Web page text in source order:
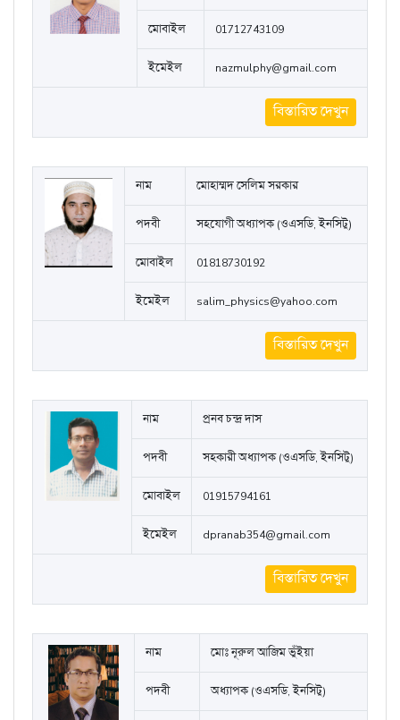
মোবাইল 01712743109
ইমেইল nazmulphy@gmail.com
বিস্তারিত দেখুন
নাম মোহাম্মদ সেলিম সরকার
পদবী সহযোগী অধ্যাপক (ওএসডি, ইনসিটু)
মোবাইল 01818730192
ইমেইল salim_physics@yahoo.com
বিস্তারিত দেখুন
নাম প্রনব চন্দ্র দাস
পদবী সহকারী অধ্যাপক (ওএসডি, ইনসিটু)
মোবাইল 01915794161
ইমেইল dpranab354@gmail.com
বিস্তারিত দেখুন
নাম মোঃ নূরুল আজিম ভুঁইয়া
পদবী অধ্যাপক (ওএসডি, ইনসিটু)